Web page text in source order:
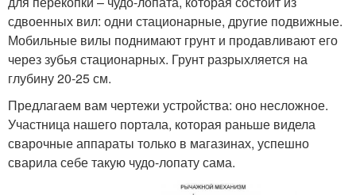
сдвоенных вил: одни стационарные, другие подвижные.
Мобильные вилы поднимают грунт и продавливают его
через зубья стационарных. Грунт разрыхляется на
глубину 20-25 см.
Предлагаем вам чертежи устройства: оно несложное.
Участница нашего портала, которая раньше видела
сварочные аппараты только в магазинах, успешно
сварила себе такую чудо-лопату сама.